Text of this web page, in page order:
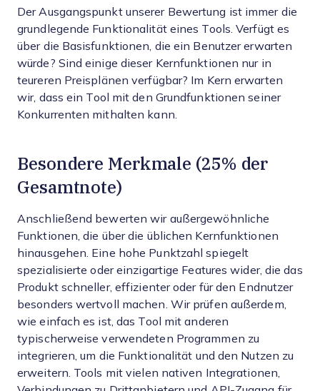
Der Ausgangspunkt unserer Bewertung ist immer die
grundlegende Funktionalität eines Tools. Verfügt es
über die Basisfunktionen, die ein Benutzer erwarten
würde? Sind einige dieser Kernfunktionen nur in
teureren Preisplänen verfügbar? Im Kern erwarten
wir, dass ein Tool mit den Grundfunktionen seiner
Konkurrenten mithalten kann.
Besondere Merkmale (25% der
Gesamtnote)
Anschließend bewerten wir außergewöhnliche
Funktionen, die über die üblichen Kernfunktionen
hinausgehen. Eine hohe Punktzahl spiegelt
spezialisierte oder einzigartige Features wider, die das
Produkt schneller, effizienter oder für den Endnutzer
besonders wertvoll machen. Wir prüfen außerdem,
wie einfach es ist, das Tool mit anderen
typischerweise verwendeten Programmen zu
integrieren, um die Funktionalität und den Nutzen zu
erweitern. Tools mit vielen nativen Integrationen,